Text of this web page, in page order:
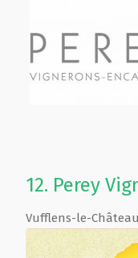
12. Perey
Vufflens-le-Château